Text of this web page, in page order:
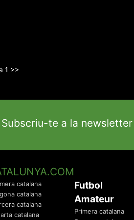
1 >>
Subscriu-te a la newsletter
catalana
catalana
catalana
catalana
Futbol
Amateur
Primera catalana